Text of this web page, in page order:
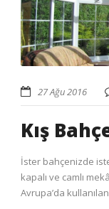
27 Ağu 2016
Kış
İster bahçenizde
kapalı ve camlı
Avrupa’da